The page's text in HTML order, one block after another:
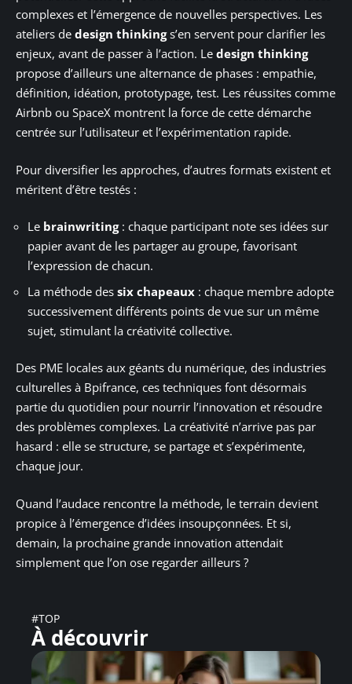
complexes et l’émergence de nouvelles perspectives. Les
ateliers de design thinkings’en servent pour clarifier les
enjeux, avant de passer à l’action. Le design thinking
propose d’ailleurs une alternance de phases : empathie,
définition, idéation, prototypage, test. Les réussites comme
Airbnb ou SpaceX montrent la force de cette démarche
centrée sur l’utilisateur et l’expérimentation rapide.
Pour diversifier les approches, d’autres formats existent et
méritent d’être testés :
Le brainwriting: chaque participant note ses idées sur
papier avant de les partager au groupe, favorisant
l’expression de chacun.
La méthode des six chapeaux : chaque membre adopte
successivement différents points de vue sur un même
sujet, stimulant la créativité collective.
Des PME locales aux géants du numérique, des industries
culturelles à Bpifrance, ces techniques font désormais
partie du quotidien pour nourrir l’innovation et résoudre
des problèmes complexes. La créativité n’arrive pas par
hasard : elle se structure, se partage et s’expérimente,
chaque jour.
Quand l’audace rencontre la méthode, le terrain devient
propice à l’émergence d’idées insoupçonnées. Et si,
demain, la prochaine grande innovation attendait
simplement que l’on ose regarder ailleurs ?
#TOP
À découvrir